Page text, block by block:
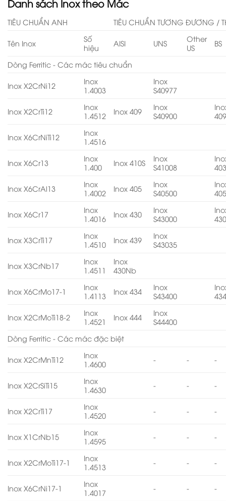
Danh sách Inox theo Mác
TIÊU CHUẨN ANH TIÊU CHUẨN TƯƠNG ĐƯƠNG /
Tên Inox
Số
hiệu
AISI UNS
Other
US
BS
Dòng Ferritic - Các mác tiêu chuẩn
Inox X2CrNi12
Inox
1.4003
Inox
S40977
Inox X2CrTi12
Inox
1.4512
Inox 409
Inox
S40900
Inox X6CrNiTi12
Inox
1.4516
Inox X6Cr13
Inox
1.400
Inox 410S
Inox
S41008
Inox X6CrAl13
Inox
1.4002
Inox 405
Inox
S40500
Inox X6Cr17
Inox
1.4016
Inox 430
Inox
S43000
Inox X3CrTi17
Inox
1.4510
Inox 439
Inox
S43035
Inox X3CrNb17
Inox
1.4511
Inox
430Nb
Inox X6CrMo17-1
Inox
1.4113
Inox 434
Inox
S43400
Inox X2CrMoTi18-2
Inox
1.4521
Inox 444
Inox
S44400
Dòng Ferritic - Các mác đặc biệt
Inox X2CrMnTi12
Inox
1.4600
- - -
Inox X2CrSiTi15
Inox
1.4630
- - -
Inox X2CrTi17
Inox
1.4520
- - -
Inox X1CrNb15
Inox
1.4595
- - -
Inox X2CrMoTi17-1
Inox
1.4513
- - -
Inox X6CrNi17-1
Inox
1.4017
- - -